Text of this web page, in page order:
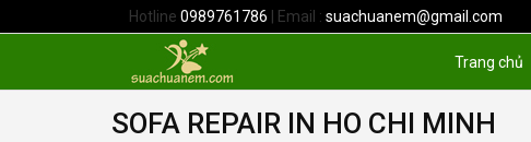
Hotline 0989761786 | Email : suachuanem@gmail.com
Trang chủ
SOFA REPAIR IN HO CHI MINH